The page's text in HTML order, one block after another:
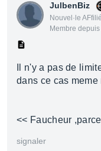
JulbenBiz
Nouvel·le
Membre
Il n'y a pas de
dans ce cas
<< Faucheur
signaler